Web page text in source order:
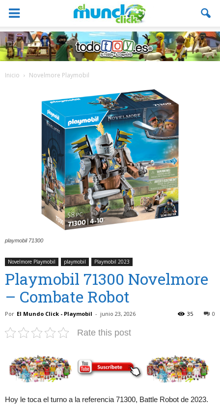
Inicio Novelmore Playmobil
playmobil 71300
Novelmore Playmobil playmobil Playmobil 2023
Playmobil 71300 Novelmore
– Combate Robot
Por El Mundo Click - Playmobil - junio 23, 2026 0
35
Rate this post
Hoy le toca el turno a la referencia 71300, Battle Robot de 2023.